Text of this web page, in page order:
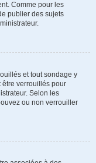
Comme pour les
publier des sujets
et tout sondage y
être verrouillés pour
Selon les
ou non verrouiller